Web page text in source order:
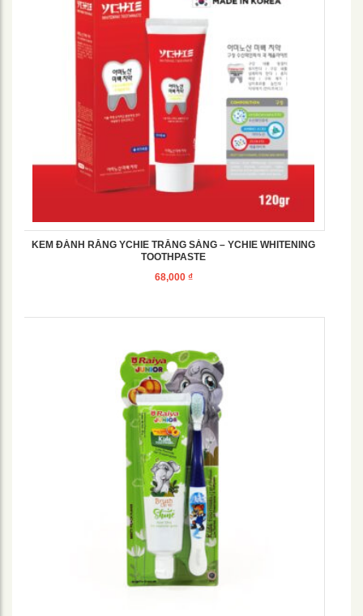
KEM ĐÁNH RĂNG YCHIE TRẮNG SÁNG – YCHIE WHITENING
TOOTHPASTE
68,000 ₫